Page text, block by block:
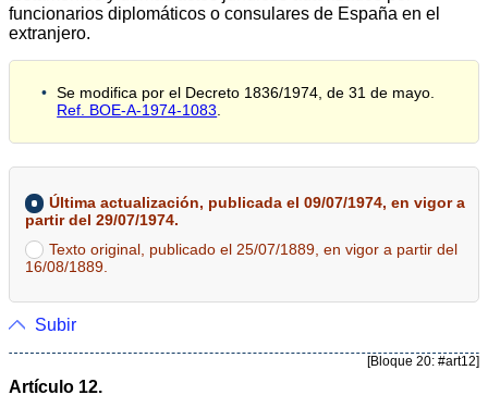
funcionarios diplomáticos o consulares de España en el
extranjero.
Se modifica por el Decreto 1836/1974, de 31 de mayo.
Ref. BOE-A-1974-1083.
Última actualización, publicada el 09/07/1974, en vigor a
partir del 29/07/1974.
Texto original, publicado el 25/07/1889, en vigor a partir del
16/08/1889.
Subir
[Bloque 20: #art12]
Artículo 12.